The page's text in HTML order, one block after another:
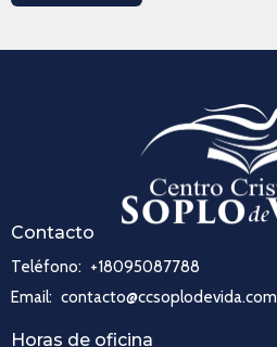
Contacto
Teléfono: +18095087788
Email: contacto@ccsoplodevida.com
Horas de oficina